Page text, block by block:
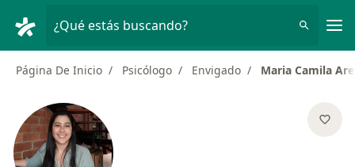
¿Qué estás buscando?
Página De Inicio Psicólogo Envigado Maria Camila